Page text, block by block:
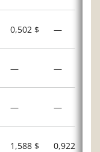
0,502 $ —
— —
— —
1,588 $ 0,922 $